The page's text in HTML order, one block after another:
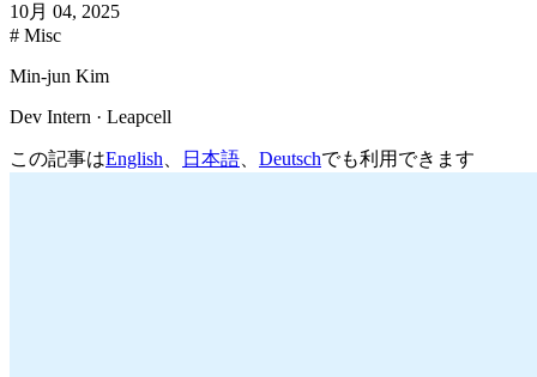
10月 04, 2025
# Misc
Min-jun Kim
Dev Intern · Leapcell
この記事はEnglish 日本語 Deutschでも利用できます